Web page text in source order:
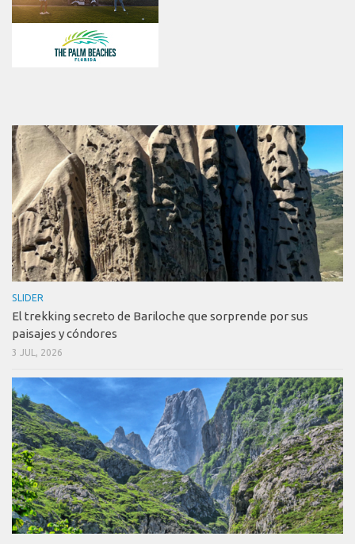
SLIDER
El trekking secreto de Bariloche que sorprende por sus
paisajes y cóndores
3 JUL, 2026